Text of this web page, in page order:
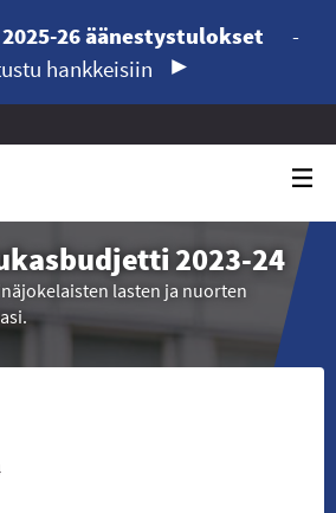
26 äänestystulokset
-
hankkeisiin
2023-24
lasten ja nuorten